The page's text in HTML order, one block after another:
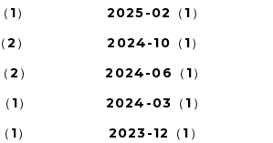
）
2025-02（1）
）
2024-10（1）
）
2024-06（1）
）
2024-03（1）
）
2023-12（1）